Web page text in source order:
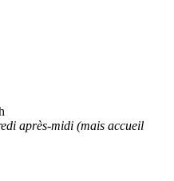
après-midi (mais accueil